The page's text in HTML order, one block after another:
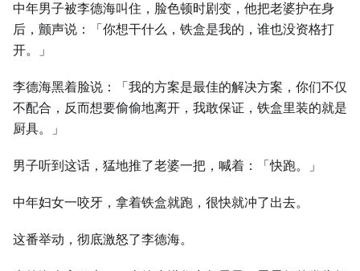
中年男子被李德海叫住，脸色顿时剧变，他把老婆护在身
后，颤声说：「你想干什么，铁盒是我的，谁也没资格打
开。」
李德海黑着脸说：「我的方案是最佳的解决方案，你们不仅
不配合，反而想要偷偷地离开，我敢保证，铁盒里装的就是
厨具。」
男子听到这话，猛地推了老婆一把，喊着：「快跑。」
中年妇女一咬牙，拿着铁盒就跑，很快就冲了出去。
这番举动，彻底激怒了李德海。